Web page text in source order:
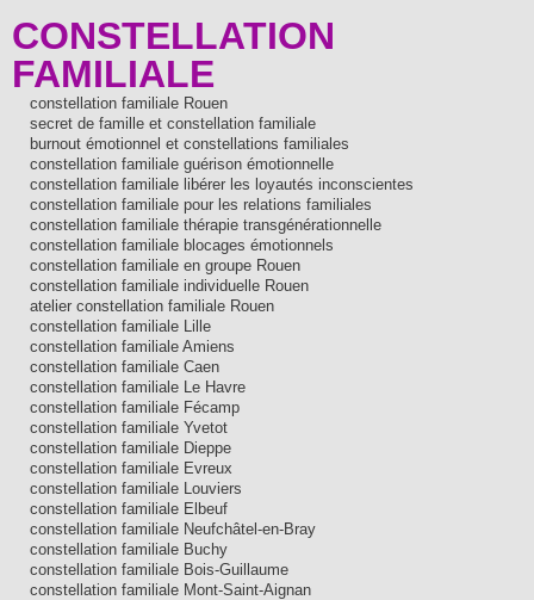
CONSTELLATION
FAMILIALE
constellation familiale Rouen
secret de famille et constellation familiale
burnout émotionnel et constellations familiales
constellation familiale guérison émotionnelle
constellation familiale libérer les loyautés inconscientes
constellation familiale pour les relations familiales
constellation familiale thérapie transgénérationnelle
constellation familiale blocages émotionnels
constellation familiale en groupe Rouen
constellation familiale individuelle Rouen
atelier constellation familiale Rouen
constellation familiale Lille
constellation familiale Amiens
constellation familiale Caen
constellation familiale Le Havre
constellation familiale Fécamp
constellation familiale Yvetot
constellation familiale Dieppe
constellation familiale Evreux
constellation familiale Louviers
constellation familiale Elbeuf
constellation familiale Neufchâtel-en-Bray
constellation familiale Buchy
constellation familiale Bois-Guillaume
constellation familiale Mont-Saint-Aignan